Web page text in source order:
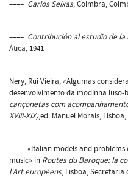
–––– Carlos Seixas, Coimbra,
–––– Contribución al estudio de
Ática, 1941
Nery, Rui Vieira, «Algumas
desenvolvimento da modinha luso-
cançonetas com
XVIII-XIX),ed. Manuel Morais, Lisboa,
–––– «Italian models and
music» in Routes du Baroque: la
l'Art européens, Lisboa, Secretaria